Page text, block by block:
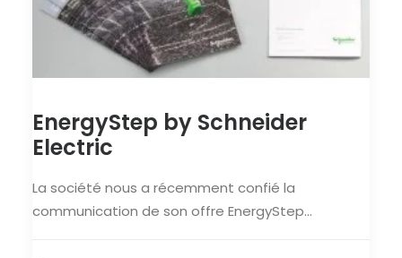
EnergyStep by Schneider
Electric
La société nous a récemment confié la
communication de son offre EnergyStep…